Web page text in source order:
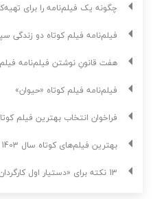
چگونه یک فیلم‌نامه را برای
فیلم‌نامه فیلم کوتاه دو زندگی
هفت قانونِ نوشتن فیلم‌نامه
فیلم‌نامه فیلم کوتاه «حیوان»
فراخوان انتخاب بهترین فیلم کوتاه
بهترین فیلم‌های کوتاه سال 1403 به انتخاب فیدان
13 نکته برای «دستیار اول کارگردان» بهتری بودن